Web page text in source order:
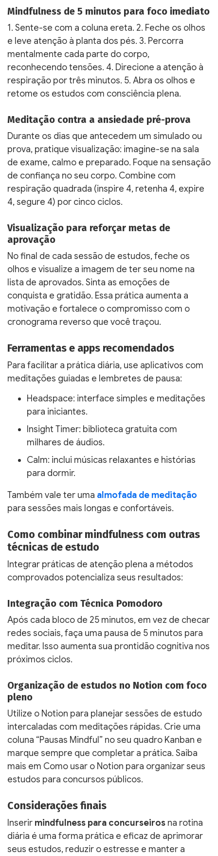
Mindfulness de 5 minutos para foco imediato
1. Sente-se com a coluna ereta. 2. Feche os olhos
e leve atenção à planta dos pés. 3. Percorra
mentalmente cada parte do corpo,
reconhecendo tensões. 4. Direcione a atenção à
respiração por três minutos. 5. Abra os olhos e
retome os estudos com consciência plena.
Meditação contra a ansiedade pré-prova
Durante os dias que antecedem um simulado ou
prova, pratique visualização: imagine-se na sala
de exame, calmo e preparado. Foque na sensação
de confiança no seu corpo. Combine com
respiração quadrada (inspire 4, retenha 4, expire
4, segure 4) por cinco ciclos.
Visualização para reforçar metas de
aprovação
No final de cada sessão de estudos, feche os
olhos e visualize a imagem de ter seu nome na
lista de aprovados. Sinta as emoções de
conquista e gratidão. Essa prática aumenta a
motivação e fortalece o compromisso com o
cronograma reverso que você traçou.
Ferramentas e apps recomendados
Para facilitar a prática diária, use aplicativos com
meditações guiadas e lembretes de pausa:
Headspace: interface simples e meditações
para iniciantes.
Insight Timer: biblioteca gratuita com
milhares de áudios.
Calm: inclui músicas relaxantes e histórias
para dormir.
Também vale ter uma almofada de meditação
para sessões mais longas e confortáveis.
Como combinar mindfulness com outras
técnicas de estudo
Integrar práticas de atenção plena a métodos
comprovados potencializa seus resultados:
Integração com Técnica Pomodoro
Após cada bloco de 25 minutos, em vez de checar
redes sociais, faça uma pausa de 5 minutos para
meditar. Isso aumenta sua prontidão cognitiva nos
próximos ciclos.
Organização de estudos no Notion com foco
pleno
Utilize o Notion para planejar sessões de estudo
intercaladas com meditações rápidas. Crie uma
coluna “Pausas Mindful” no seu quadro Kanban e
marque sempre que completar a prática. Saiba
mais em Como usar o Notion para organizar seus
estudos para concursos públicos.
Considerações finais
Inserir mindfulness para concurseiros na rotina
diária é uma forma prática e eficaz de aprimorar
seus estudos, reduzir o estresse e manter a